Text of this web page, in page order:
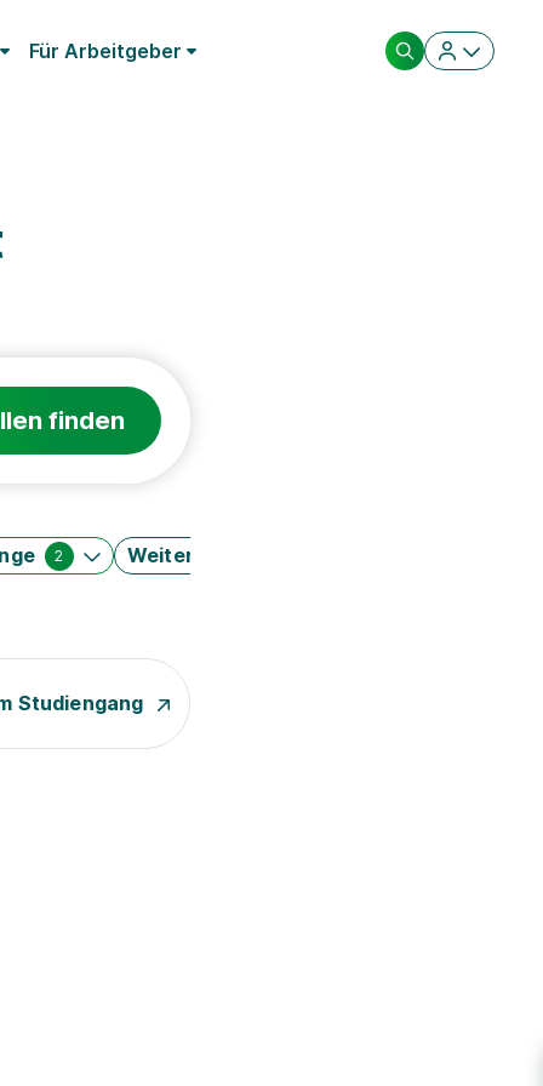
Für Arbeitgeber
finden
2 Weitere Filter
Studiengang